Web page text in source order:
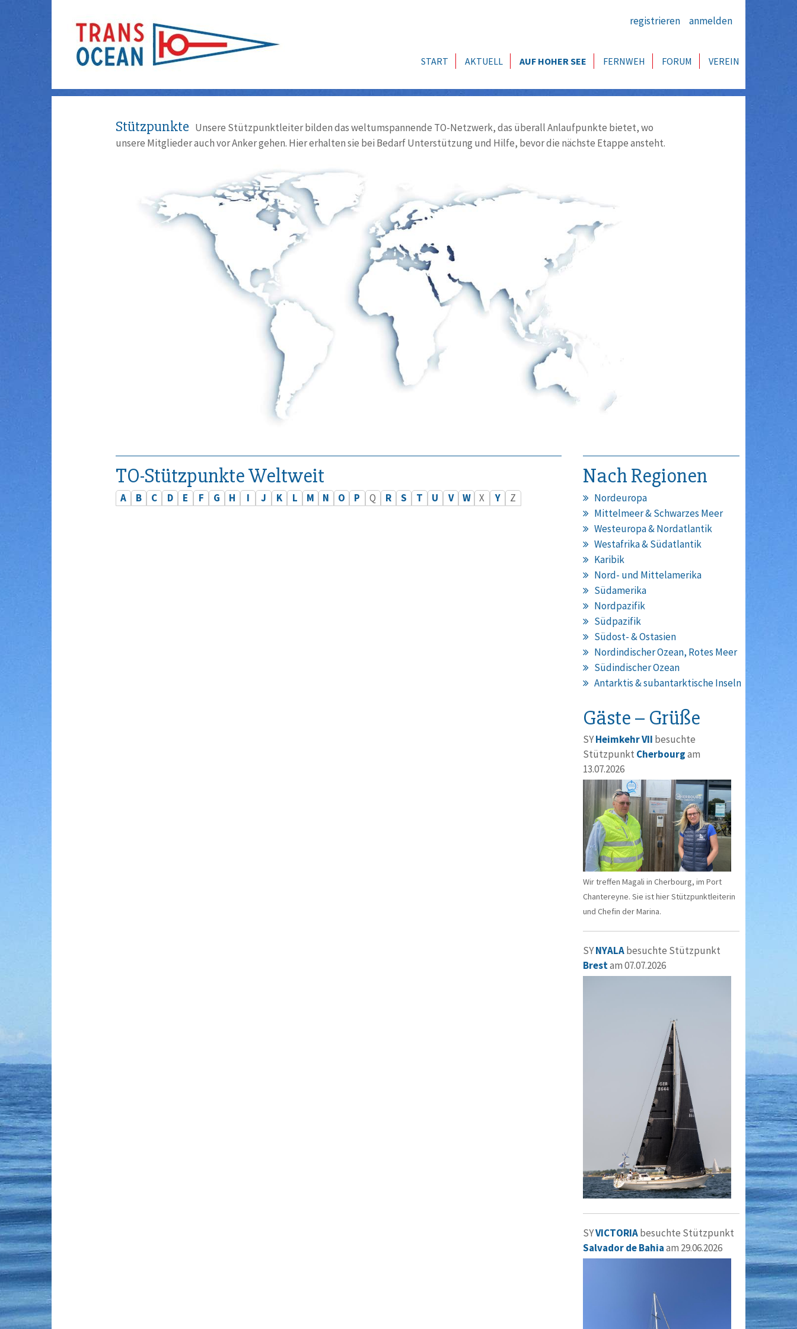
registrieren anmelden
START AKTUELL AUF HOHER SEE FERNWEH FORUM VEREIN
Stützpunkte Unsere Stützpunktleiter bilden das weltumspannende TO-Netzwerk, das überall Anlaufpunkte bietet, wo
unsere Mitglieder auch vor Anker gehen. Hier erhalten sie bei Bedarf Unterstützung und Hilfe, bevor die nächste Etappe ansteht.
TO-Stützpunkte Weltweit
A B C D E F G H I J K L M N O P Q R S T U V W X Y Z
Nach Regionen
Nordeuropa
Mittelmeer & Schwarzes Meer
Westeuropa & Nordatlantik
Westafrika & Südatlantik
Karibik
Nord- und Mittelamerika
Südamerika
Nordpazifik
Südpazifik
Südost- & Ostasien
Nordindischer Ozean, Rotes Meer
Südindischer Ozean
Antarktis & subantarktische Inseln
Gäste – Grüße
SYHeimkehr VII besuchte
Stützpunkt Cherbourgam
13.07.2026
Wir treffen Magali in Cherbourg, im Port
Chantereyne. Sie ist hier Stützpunktleiterin
und Chefin der Marina.
SYNYALAbesuchte Stützpunkt
Brestam 07.07.2026
SYVICTORIAbesuchte Stützpunkt
Salvador de Bahiaam 29.06.2026